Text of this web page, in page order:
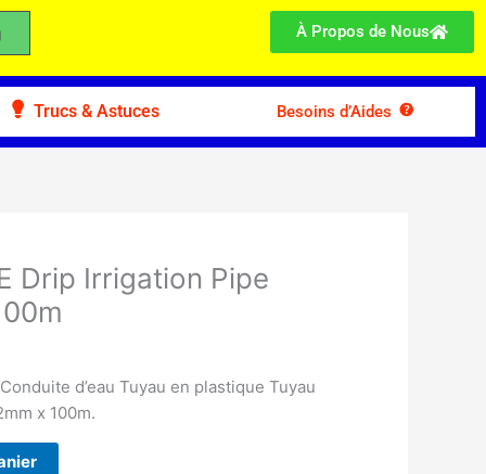
À Propos de Nous
Trucs & Astuces Besoins d’Aides
Drip Irrigation Pipe
d’eau Tuyau en plastique Tuyau
x 100m.